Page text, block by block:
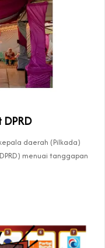
daerah (Pilkada)
menuai tanggapan